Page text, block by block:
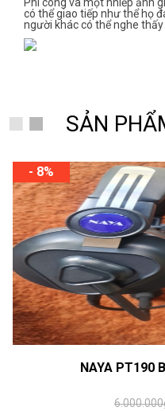
có thể giao tiếp như thể họ
người khác có thể nghe
SẢN
- 8%
NAYA PT190